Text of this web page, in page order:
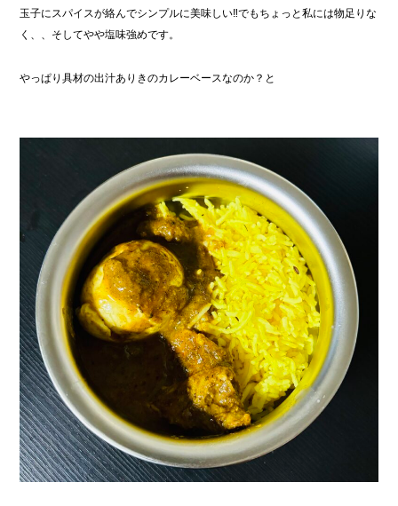
玉子にスパイスが絡んでシンプルに美味しい‼︎でもちょっと私には物足りな
く、、そしてやや塩味強めです。
やっぱり具材の出汁ありきのカレーベースなのか？と